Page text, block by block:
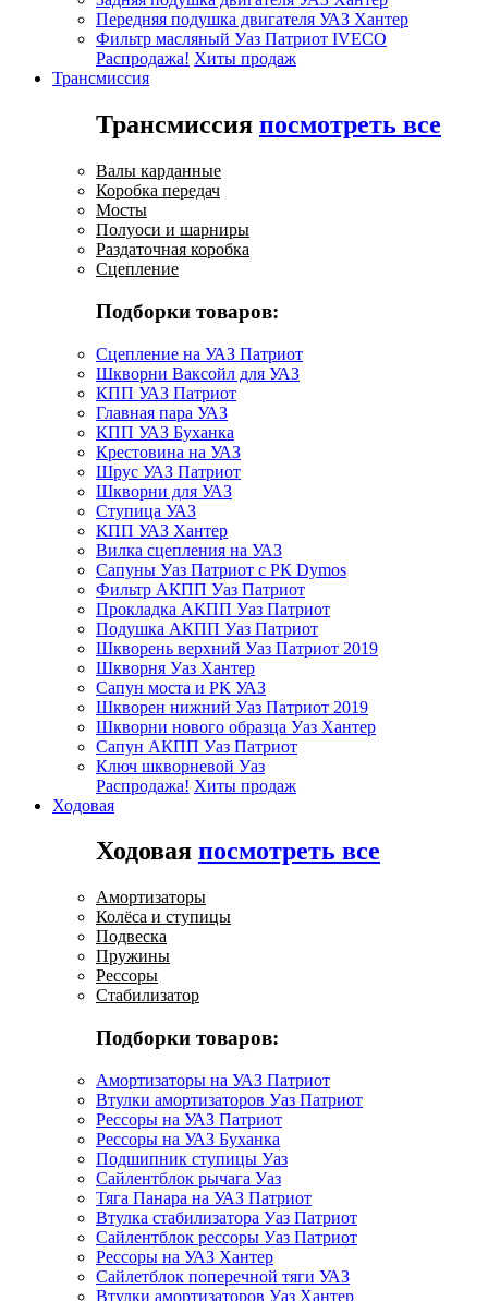
Передняя подушка двигателя УАЗ Хантер
Фильтр масляный Уаз Патриот IVECO
Распродажа! Хиты продаж
Трансмиссия
Трансмиссия посмотреть все
Валы карданные
Коробка передач
Мосты
Полуоси и шарниры
Раздаточная коробка
Сцепление
Подборки товаров:
Сцепление на УАЗ Патриот
Шкворни Ваксойл для УАЗ
КПП УАЗ Патриот
Главная пара УАЗ
КПП УАЗ Буханка
Крестовина на УАЗ
Шрус УАЗ Патриот
Шкворни для УАЗ
Ступица УАЗ
КПП УАЗ Хантер
Вилка сцепления на УАЗ
Сапуны Уаз Патриот с РК Dymos
Фильтр АКПП Уаз Патриот
Прокладка АКПП Уаз Патриот
Подушка АКПП Уаз Патриот
Шкворень верхний Уаз Патриот 2019
Шкворня Уаз Хантер
Сапун моста и РК УАЗ
Шкворен нижний Уаз Патриот 2019
Шкворни нового образца Уаз Хантер
Сапун АКПП Уаз Патриот
Ключ шкворневой Уаз
Распродажа! Хиты продаж
Ходовая
Ходовая посмотреть все
Амортизаторы
Колёса и ступицы
Подвеска
Пружины
Рессоры
Стабилизатор
Подборки товаров:
Амортизаторы на УАЗ Патриот
Втулки амортизаторов Уаз Патриот
Рессоры на УАЗ Патриот
Рессоры на УАЗ Буханка
Подшипник ступицы Уаз
Сайлентблок рычага Уаз
Тяга Панара на УАЗ Патриот
Втулка стабилизатора Уаз Патриот
Сайлентблок рессоры Уаз Патриот
Рессоры на УАЗ Хантер
Сайлетблок поперечной тяги УАЗ
Втулки амортизаторов Уаз Хантер